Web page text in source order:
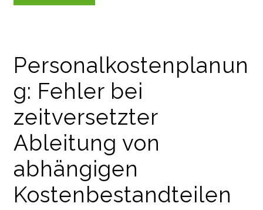
Personalkostenplanun
g: Fehler bei
zeitversetzter
Ableitung von
abhängigen
Kostenbestandteilen